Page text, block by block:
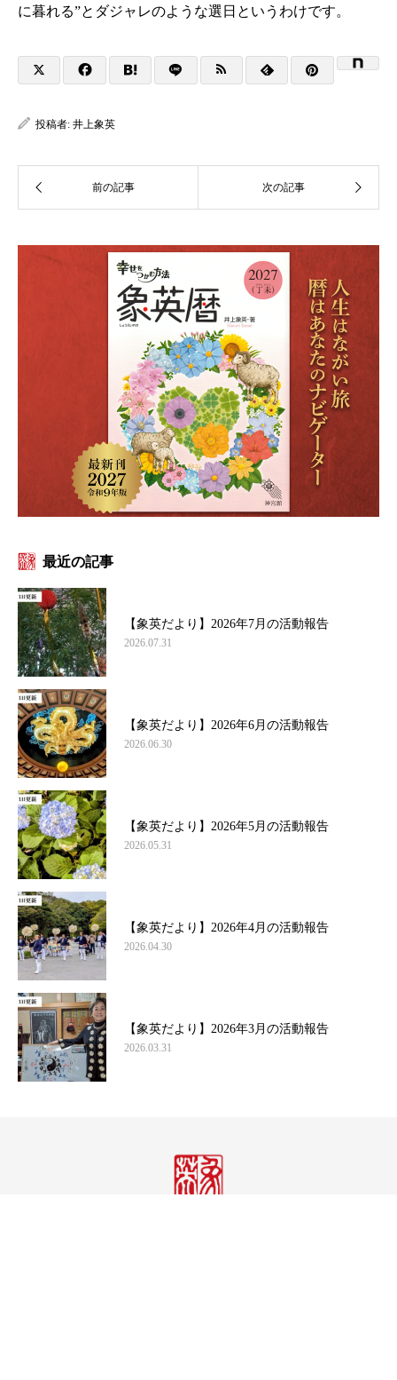
に暮れる”とダジャレのような選日というわけです。
投稿者: 井上象英
最近の記事
【象英だより】2026年7月の活動報告
2026.07.31
【象英だより】2026年6月の活動報告
2026.06.30
【象英だより】2026年5月の活動報告
2026.05.31
【象英だより】2026年4月の活動報告
2026.04.30
【象英だより】2026年3月の活動報告
2026.03.31